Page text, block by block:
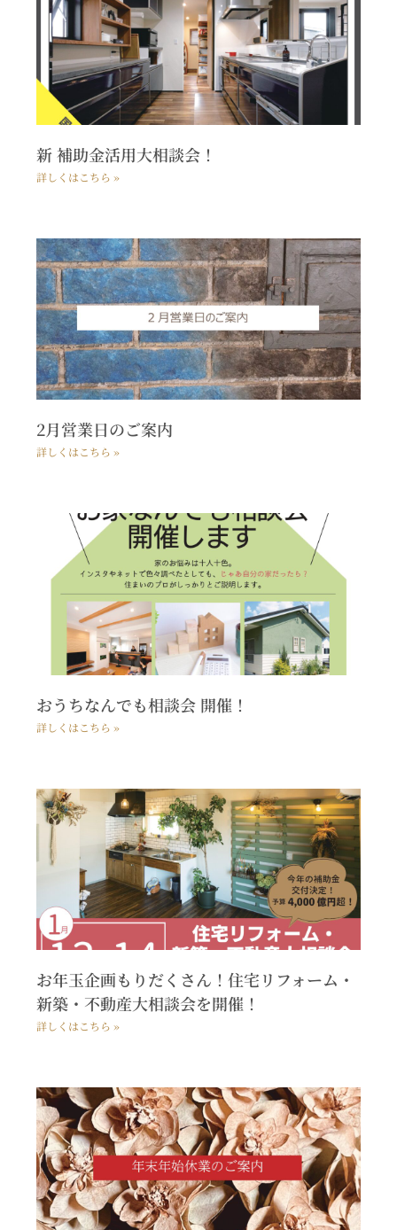
新 補助金活用大相談会！
詳しくはこちら »
2月営業日のご案内
詳しくはこちら »
おうちなんでも相談会 開催！
詳しくはこちら »
お年玉企画もりだくさん！住宅リフォーム・
新築・不動産大相談会を開催！
詳しくはこちら »